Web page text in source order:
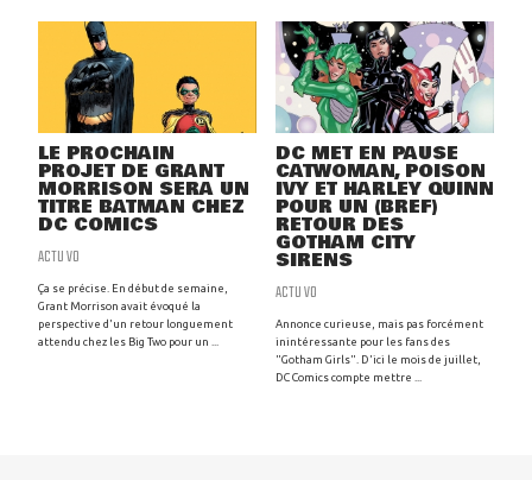
LE PROCHAIN
PROJET DE GRANT
MORRISON SERA UN
TITRE BATMAN CHEZ
DC COMICS
ACTU VO
Ça se précise. En début de semaine,
Grant Morrison avait évoqué la
perspective d'un retour longuement
attendu chez les Big Two pour un ...
DC MET EN PAUSE
CATWOMAN, POISON
IVY ET HARLEY QUINN
POUR UN (BREF)
RETOUR DES
GOTHAM CITY
SIRENS
ACTU VO
Annonce curieuse, mais pas forcément
inintéressante pour les fans des
"Gotham Girls". D'ici le mois de juillet,
DC Comics compte mettre ...